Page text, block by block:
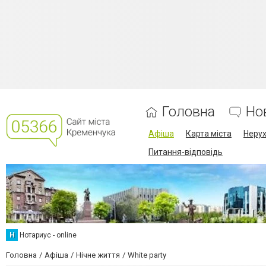
Головна
Афіша Карта міста
Питання-відповідь
Н Нотариус - online
Головна Афіша Нічне життя White party